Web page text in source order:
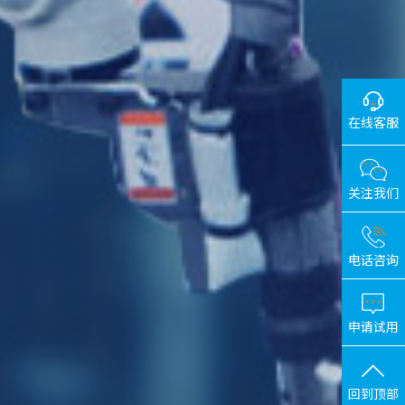
在线客服
关注我们
电话咨询
申请试用
回到顶部